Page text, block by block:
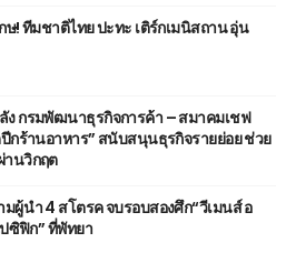
ษ! ทีมชาติไทย ปะทะ เติร์กเมนิสถาน อุ่น
ง กรมพัฒนาธุรกิจการค้า – สมาคมเชฟ
กร้านอาหาร” สนับสนุนธุรกิจรายย่อย ช่วย
นวิกฤต
ผู้นำ 4 สโตรค จบรอบสองศึก“วีเมนส์ อ
ปซิฟิก” ที่พัทยา